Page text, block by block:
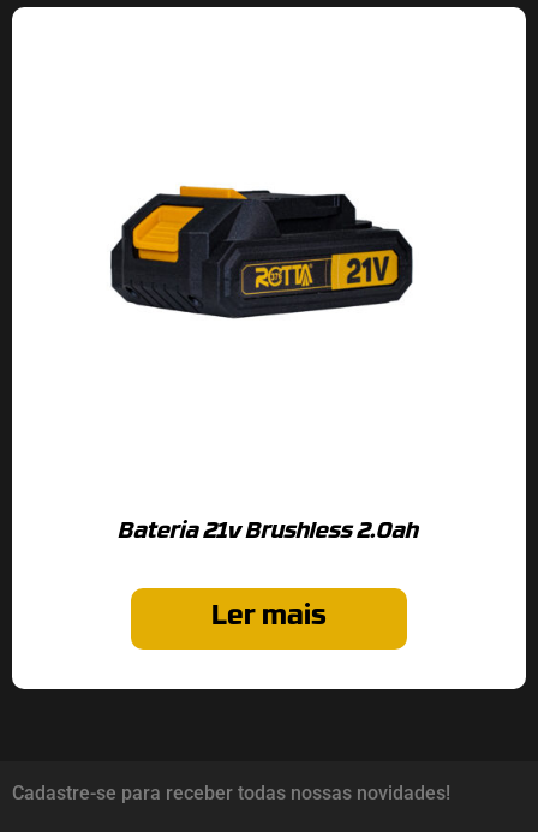
Bateria 21v Brushless 2.0ah
Ler mais
Cadastre-se para receber todas nossas novidades!